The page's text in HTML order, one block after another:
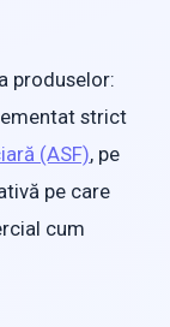
produselor:
strict
(ASF), pe
pe care
cum